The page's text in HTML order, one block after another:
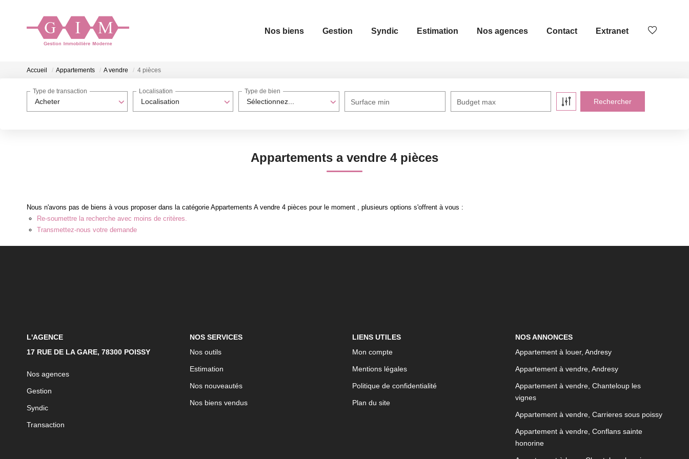
Nos biens Gestion Syndic Estimation Nos agences Contact Extranet
Accueil Appartements A vendre 4 pièces
Acheter
Type de transaction
Localisation
Localisation
Sélectionnez...
Type de bien
Surface min Budget max
Appartements a vendre 4 pièces
Nous n'avons pas de biens à vous proposer dans la catégorie Appartements A vendre 4 pièces pour le moment , plusieurs options s'offrent à vous :
Re-soumettre la recherche avec moins de critères.
Transmettez-nous votre demande
L'AGENCE
17 RUE DE LA GARE, 78300 POISSY
Nos agences
Gestion
Syndic
Transaction
NOS SERVICES
Nos outils
Estimation
Nos nouveautés
Nos biens vendus
LIENS UTILES
Mon compte
Mentions légales
Politique de confidentialité
Plan du site
NOS ANNONCES
Appartement à louer, Andresy
Appartement à vendre, Andresy
Appartement à vendre, Chanteloup les
vignes
Appartement à vendre, Carrieres sous poissy
Appartement à vendre, Conflans sainte
honorine